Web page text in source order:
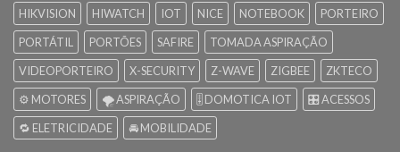
HIKVISION
HIWATCH IOT NICE NOTEBOOK
PORTEIRO
PORTÁTIL
PORTÕES SAFIRE
TOMADA ASPIRAÇÃO
VIDEOPORTEIRO
X-SECURITY Z-WAVE ZIGBEE
ZKTECO
⚙️ MOTORES
🌪️ ASPIRAÇÃO 🎚️ DOMOTICA IOT
🎛️ ACESSOS
🔁 ELETRICIDADE
🚘 MOBILIDADE